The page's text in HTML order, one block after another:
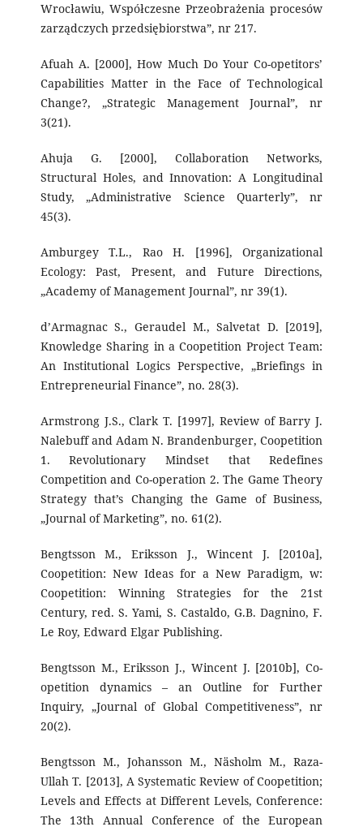
Wrocławiu, Współczesne Przeobrażenia procesów
zarządczych przedsiębiorstwa”, nr 217.
Afuah A. [2000], How Much Do Your Co-opetitors’
Capabilities Matter in the Face of Technological
Change?, „Strategic Management Journal”, nr
3(21).
Ahuja G. [2000], Collaboration Networks,
Structural Holes, and Innovation: A Longitudinal
Study, „Administrative Science Quarterly”, nr
45(3).
Amburgey T.L., Rao H. [1996], Organizational
Ecology: Past, Present, and Future Directions,
„Academy of Management Journal”, nr 39(1).
d’Armagnac S., Geraudel M., Salvetat D. [2019],
Knowledge Sharing in a Coopetition Project Team:
An Institutional Logics Perspective, „Briefings in
Entrepreneurial Finance”, no. 28(3).
Armstrong J.S., Clark T. [1997], Review of Barry J.
Nalebuff and Adam N. Brandenburger, Coopetition
1. Revolutionary Mindset that Redefines
Competition and Co-operation 2. The Game Theory
Strategy that’s Changing the Game of Business,
„Journal of Marketing”, no. 61(2).
Bengtsson M., Eriksson J., Wincent J. [2010a],
Coopetition: New Ideas for a New Paradigm, w:
Coopetition: Winning Strategies for the 21st
Century, red. S. Yami, S. Castaldo, G.B. Dagnino, F.
Le Roy, Edward Elgar Publishing.
Bengtsson M., Eriksson J., Wincent J. [2010b], Co-
opetition dynamics – an Outline for Further
Inquiry, „Journal of Global Competitiveness”, nr
20(2).
Bengtsson M., Johansson M., Näsholm M., Raza-
Ullah T. [2013], A Systematic Review of Coopetition;
Levels and Effects at Different Levels, Conference:
The 13th Annual Conference of the European